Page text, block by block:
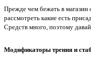
Прежде чем бежать в магазин
рассмотреть какие есть
Средств много, поэтому
Модификаторы трения и